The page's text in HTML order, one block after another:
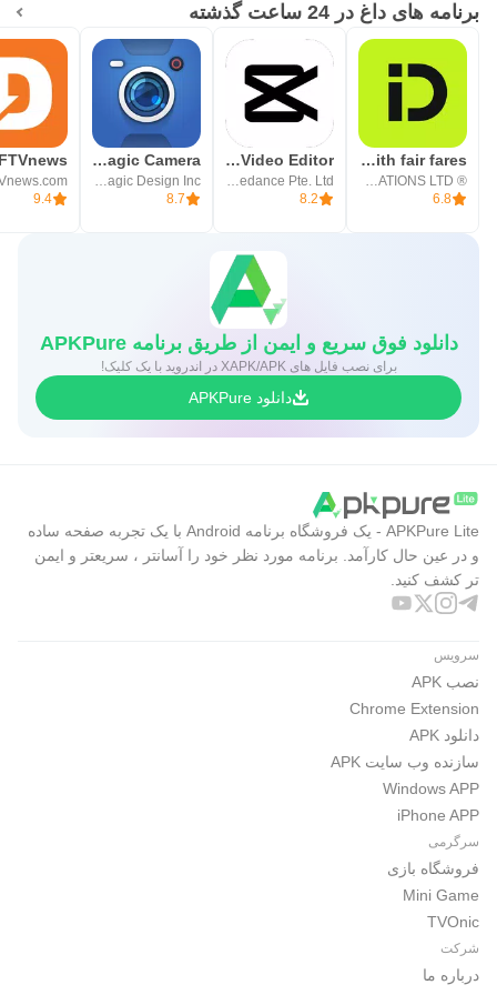
برنامه های داغ در 24 ساعت گذشته
inDrive. Rides with fair fares
6.8
CapCut: Photo & Video Editor
8.2
Blackmagic Camera
8.7
9.4
دانلود فوق سریع و ایمن از طریق برنامه APKPure
برای نصب فایل های XAPK/APK در اندروید با یک کلیک!
دانلود APKPure
APKPure Lite - یک فروشگاه برنامه Android با یک تجربه صفحه ساده
و در عین حال کارآمد. برنامه مورد نظر خود را آسانتر ، سریعتر و ایمن
تر کشف کنید.
سرویس
نصب APK
Chrome Extension
دانلود APK
سازنده وب سایت APK
Windows APP
iPhone APP
سرگرمی
فروشگاه بازی
Mini Game
TVOnic
شرکت
درباره ما